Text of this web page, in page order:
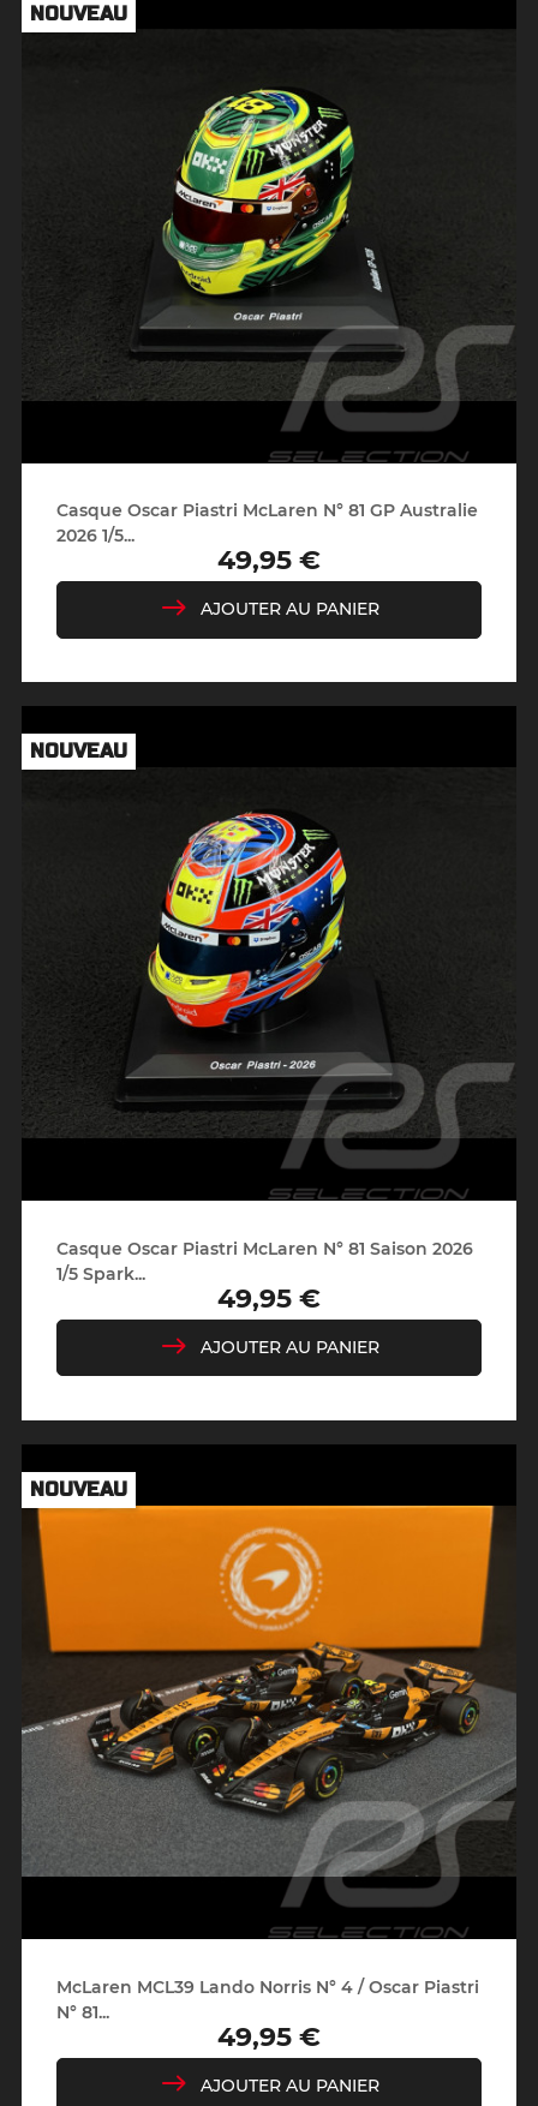
Casque Oscar Piastri McLaren N° 81 GP Australie
2026 1/5...
Prix
49,95 €
AJOUTER AU PANIER
NOUVEAU
Casque Oscar Piastri McLaren N° 81 Saison 2026
1/5 Spark...
Prix
49,95 €
AJOUTER AU PANIER
NOUVEAU
McLaren MCL39 Lando Norris N° 4 / Oscar Piastri
N° 81...
Prix
49,95 €
AJOUTER AU PANIER
NOUVEAU